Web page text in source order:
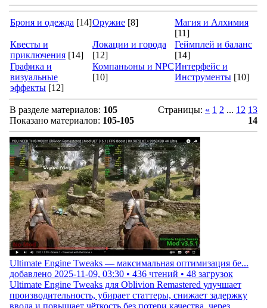
Броня и одежда [14]Оружие [8]
Магия и Алхимия
[11]
Квесты и
приключения [14]
Локации и города
[12]
Геймплей и баланс
[14]
Графика и
визуальные
эффекты [12]
Компаньоны и NPC
[10]
Интерфейс и
Инструменты [10]
В разделе материалов: 105
Показано материалов: 105-105
Страницы: « 1 2 ... 12 13
14
Ultimate Engine Tweaks — максимальная оптимизация бе...
добавлено 2025-11-09, 03:30 • 436 чтений • 48 загрузок
Ultimate Engine Tweaks для Oblivion Remastered улучшает
производительность, убирает статтеры, снижает задержку
ввода и повышает чёткость без потери качества, через